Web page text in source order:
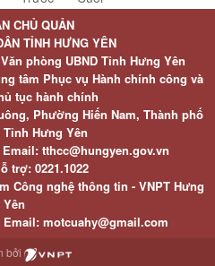
CHỦ QUẢN
TỈNH HƯNG YÊN
phòng UBND Tỉnh Hưng Yên
tâm Phục vụ Hành chính công và
tục hành chính
Phường Hiến Nam, Thành phố
Hưng Yên
tthcc@hungyen.gov.vn
trợ: 0221.1022
Công nghệ thông tin - VNPT Hưng
Yên
Email: motcuahy@gmail.com
bởi